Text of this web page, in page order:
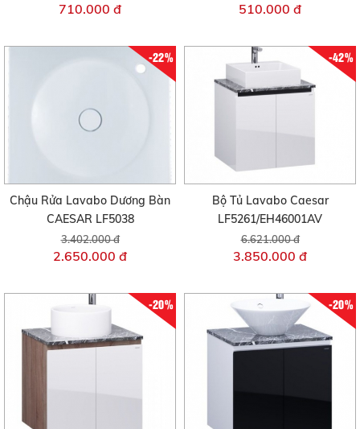
710.000 đ 510.000 đ
-22%
Chậu Rửa Lavabo Dương Bàn
CAESAR LF5038
3.402.000 đ
2.650.000 đ
-42%
Bộ Tủ Lavabo Caesar
LF5261/EH46001AV
6.621.000 đ
3.850.000 đ
-20% -20%